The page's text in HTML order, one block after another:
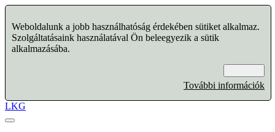
Weboldalunk a jobb használhatóság érdekében sütiket alkalmaz.
Szolgáltatásaink használatával Ön beleegyezik a sütik
alkalmazásába.
További információk
LKG